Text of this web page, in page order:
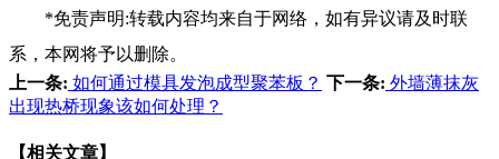
*免责声明:转载内容均来自于网络，如有异议请及时联
系，本网将予以删除。
上一条: 如何通过模具发泡成型聚苯板？ 下一条: 外墙薄抹灰
出现热桥现象该如何处理？
【相关文章】